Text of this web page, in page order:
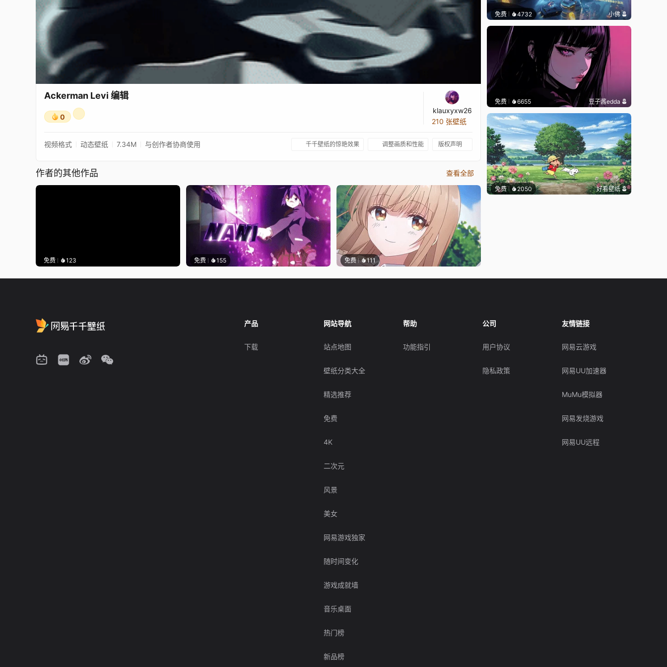
Ackerman Levi 编辑
0
klauxyxw26
210 张壁纸
视频格式 动态壁纸 7.34M 与创作者协商使用 千千壁纸的惊艳效果 调整画质和性能 版权声明
作者的其他作品 查看全部
免费 123 免费 155 免费 111
免费 4732 小佛
免费 6655 豆子酱edda
免费 2050 好看壁纸
产品
下载
网站导航
站点地图
壁纸分类大全
精选推荐
免费
4K
二次元
风景
美女
网易游戏独家
随时间变化
游戏成就墙
音乐桌面
热门榜
新品榜
帮助
功能指引
公司
用户协议
隐私政策
友情链接
网易云游戏
网易UU加速器
MuMu模拟器
网易发烧游戏
网易UU远程